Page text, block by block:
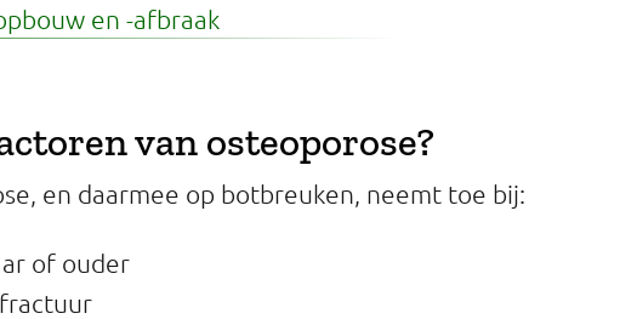
en -afbraak
van osteoporose?
en daarmee op botbreuken, neemt toe bij:
of ouder